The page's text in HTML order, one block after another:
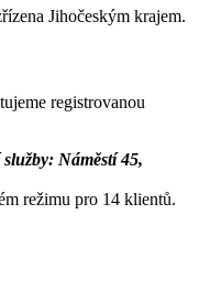
Jihočeským krajem.
registrovanou
Náměstí 45,
režimu pro 14 klientů.